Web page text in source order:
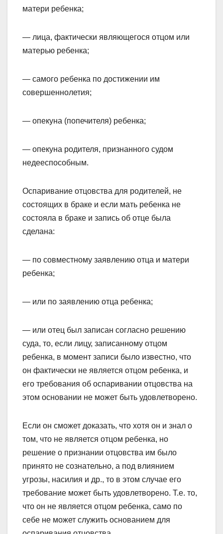
матери ребенка;
— лица, фактически являющегося отцом или
матерью ребенка;
— самого ребенка по достижении им
совершеннолетия;
— опекуна (попечителя) ребенка;
— опекуна родителя, признанного судом
недееспособным.
Оспаривание отцовства для родителей, не
состоящих в браке и если мать ребенка не
состояла в браке и запись об отце была
сделана:
— по совместному заявлению отца и матери
ребенка;
— или по заявлению отца ребенка;
— или отец был записан согласно решению
суда, то, если лицу, записанному отцом
ребенка, в момент записи было известно, что
он фактически не является отцом ребенка, и
его требования об оспаривании отцовства на
этом основании не может быть удовлетворено.
Если он сможет доказать, что хотя он и знал о
том, что не является отцом ребенка, но
решение о признании отцовства им было
принято не сознательно, а под влиянием
угрозы, насилия и др., то в этом случае его
требование может быть удовлетворено. Т.е. то,
что он не является отцом ребенка, само по
себе не может служить основанием для